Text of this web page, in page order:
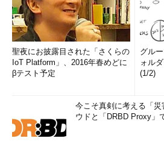
聖夜にお披露目された「さくらの
IoT Platform」、2016年春めどに
βテスト予定
グル
ォル
(1/2)
今こそ真剣に考える「
ウドと「DRBD Proxy」